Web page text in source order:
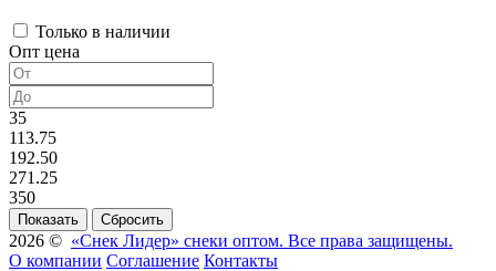
Только в наличии
Опт цена
35
113.75
192.50
271.25
350
2026 © «Снек Лидер» снеки оптом. Все права защищены.
О компании Соглашение Контакты